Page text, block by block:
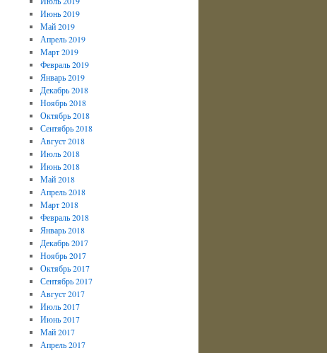
Июнь 2019
Май 2019
Апрель 2019
Март 2019
Февраль 2019
Январь 2019
Декабрь 2018
Ноябрь 2018
Октябрь 2018
Сентябрь 2018
Август 2018
Июль 2018
Июнь 2018
Май 2018
Апрель 2018
Март 2018
Февраль 2018
Январь 2018
Декабрь 2017
Ноябрь 2017
Октябрь 2017
Сентябрь 2017
Август 2017
Июль 2017
Июнь 2017
Май 2017
Апрель 2017